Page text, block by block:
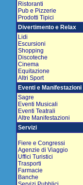
Ristoranti
Pub e Pizzerie
Prodotti Tipici
Divertimento e Relax
Lidi
Escursioni
Shopping
Discoteche
Cinema
Equitazione
Altri Sport
Eventi e Manifestazioni
Sagre
Eventi Musicali
Eventi Teatrali
Altre Manifestazioni
Servizi
Fiere e Congressi
Agenzie di Viaggio
Uffici Turistici
Trasporti
Farmacie
Banche